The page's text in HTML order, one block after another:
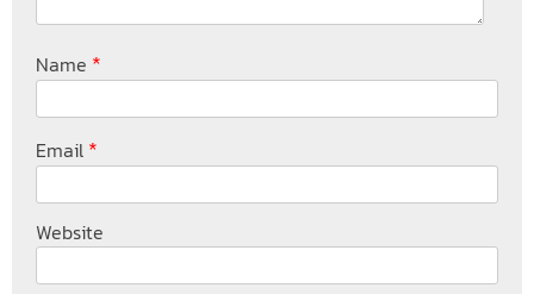
Name *
Email *
Website